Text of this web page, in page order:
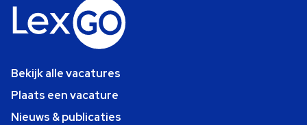
Bekijk alle vacatures
Plaats een vacature
Nieuws & publicaties